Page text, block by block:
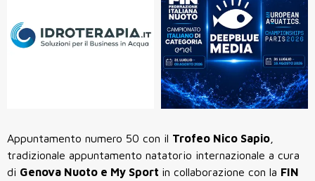
Appuntamento numero 50 con il Trofeo Nico Sapio
tradizionale appuntamento natatorio internazionale a cura
di Genova Nuoto e My Sport in collaborazione con la FIN